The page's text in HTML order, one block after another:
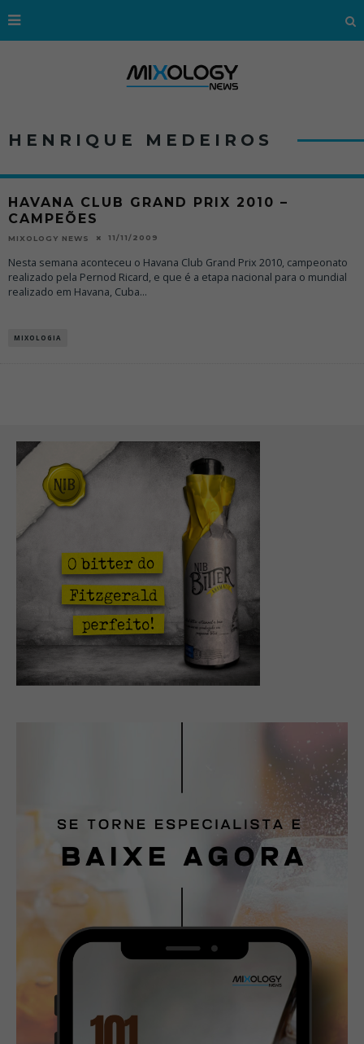
HENRIQUE MEDEIROS
HAVANA CLUB GRAND PRIX 2010 –
CAMPEÕES
MIXOLOGY NEWS 11/11/2009
Nesta semana aconteceu o Havana Club Grand Prix 2010, campeonato
realizado pela Pernod Ricard, e que é a etapa nacional para o mundial
realizado em Havana, Cuba...
MIXOLOGIA